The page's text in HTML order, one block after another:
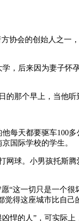
协会的创始人之一
，后来因为妻子怀
那个早上，当他
每天都要驱车100
国际学校的学生。
网球。小男孩托斯
“这一切只是一个
觉得这座城市比自己
的人”，可实际上